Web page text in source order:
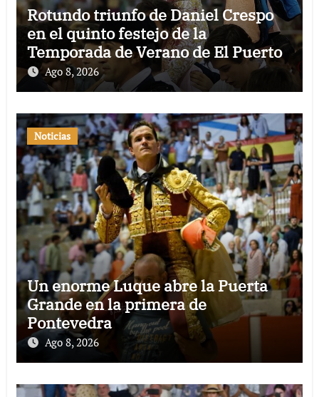
Rotundo triunfo de Daniel Crespo
en el quinto festejo de la
Temporada de Verano de El Puerto
Ago 8, 2026
Noticias
Un enorme Luque abre la Puerta
Grande en la primera de
Pontevedra
Ago 8, 2026